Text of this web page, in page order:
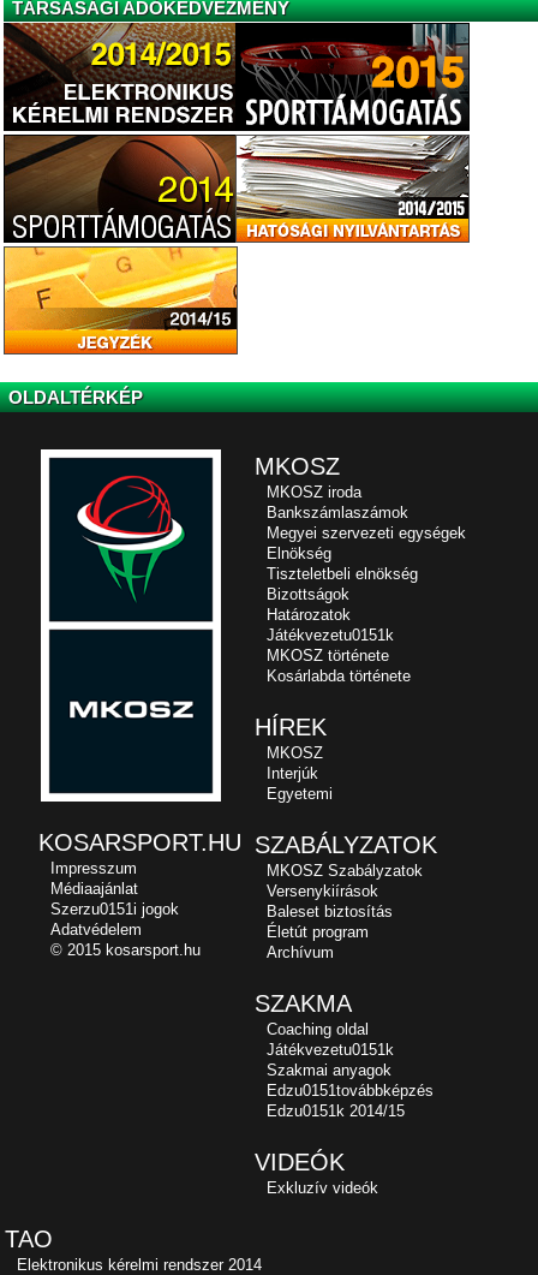
TÁRSASÁGI ADÓKEDVEZMÉNY
OLDALTÉRKÉP
MKOSZ
MKOSZ iroda
Bankszámlaszámok
Megyei szervezeti egységek
Elnökség
Tiszteletbeli elnökség
Bizottságok
Határozatok
Játékvezetu0151k
MKOSZ története
Kosárlabda története
HÍREK
MKOSZ
Interjúk
Egyetemi
SZABÁLYZATOK
MKOSZ Szabályzatok
Versenykiírások
Baleset biztosítás
Életút program
Archívum
SZAKMA
Coaching oldal
Játékvezetu0151k
Szakmai anyagok
Edzu0151továbbképzés
Edzu0151k 2014/15
VIDEÓK
Exkluzív videók
TAO
Elektronikus kérelmi rendszer 2014
KOSARSPORT.HU
Impresszum
Médiaajánlat
Szerzu0151i jogok
Adatvédelem
© 2015 kosarsport.hu